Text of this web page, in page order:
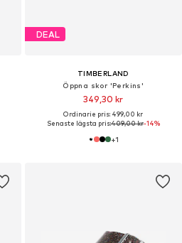
DEAL
TIMBERLAND
Öppna skor 'Perkins'
349,30 kr
Ordinarie pris: 499,00 kr
Senaste lägsta pris:409,00 kr-14%
+1